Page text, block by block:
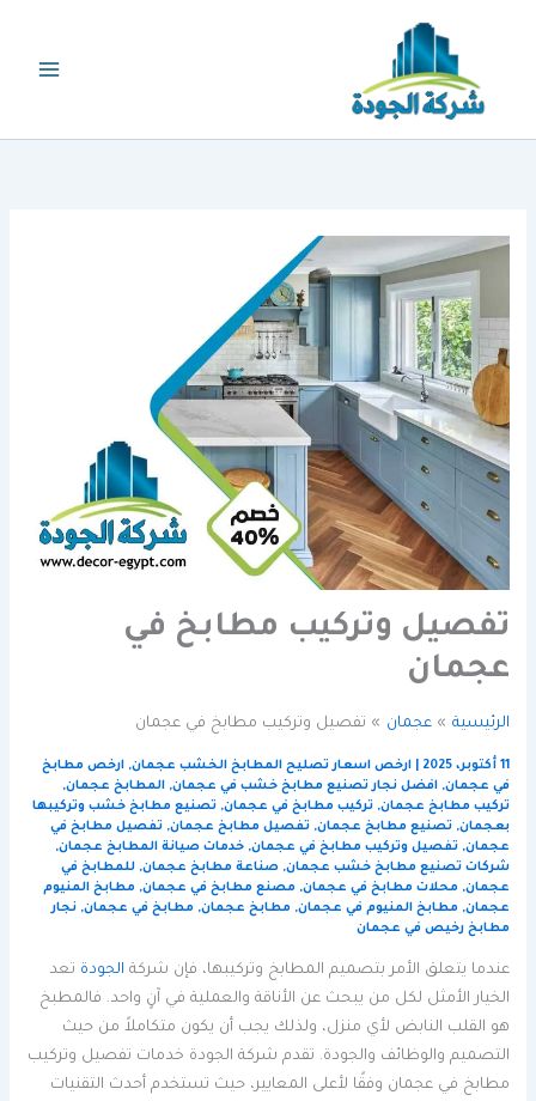
تفصيل وتركيب مطابخ في
عجمان
الرئيسية عجمان تفصيل وتركيب مطابخ في عجمان
11 أكتوبر، 2025 |ارخص اسعار تصليح المطابخ الخشب عجمان,ارخص مطابخ
في عجمان,افضل نجار تصنيع مطابخ خشب في عجمان,المطابخ عجمان,
تركيب مطابخ عجمان,تركيب مطابخ في عجمان,تصنيع مطابخ خشب وتركيبها
بعجمان,تصنيع مطابخ عجمان,تفصيل مطابخ عجمان,تفصيل مطابخ في
عجمان,تفصيل وتركيب مطابخ في عجمان,خدمات صيانة المطابخ عجمان,
شركات تصنيع مطابخ خشب عجمان, صناعة مطابخ عجمان,للمطابخ في
عجمان, محلات مطابخ في عجمان, مصنع مطابخ في عجمان, مطابخ المنيوم
عجمان, مطابخ المنيوم في عجمان, مطابخ عجمان, مطابخ في عجمان,نجار
مطابخ رخيص في عجمان
عندما يتعلق الأمر بتصميم المطابخ وتركيبها، فإن شركة الجودة تعد
الخيار الأمثل لكل من يبحث عن الأناقة والعملية في آنٍ واحد. فالمطبخ
هو القلب النابض لأي منزل، ولذلك يجب أن يكون متكاملاً من حيث
التصميم والوظائف والجودة. تقدم شركة الجودة خدمات تفصيل وتركيب
مطابخ في عجمان وفقًا لأعلى المعايير، حيث تستخدم أحدث التقنيات